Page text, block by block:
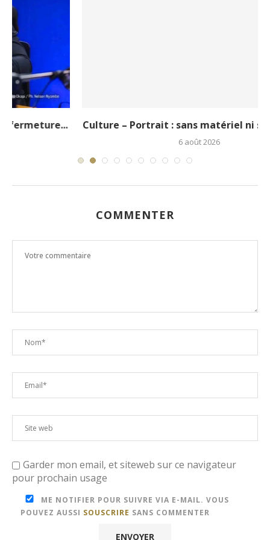
Culture – Portrait : sans matériel ni soutien, le...
COMMENTER
Garder mon email, et siteweb sur ce navigateur
pour prochain usage
ME NOTIFIER POUR SUIVRE VIA E-MAIL. VOUS
POUVEZ AUSSI SOUSCRIRE SANS COMMENTER